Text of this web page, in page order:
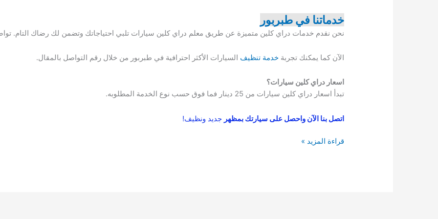
خدماتنا في طبربور
نحن نقدم خدمات دراي كلين متميزة عن طريق معلم دراي كلين سيارات تلبي احتياجاتك وتضمن لك رضاك التام.
الآن كما يمكنك تجربةخدمة تنظيف السيارات الأكثر احترافية في طبربور من خلال رقم التواصل بالمقال.
اسعار دراي كلين سيارات؟
تبدأ اسعار دراي كلين سيارات من 25 دينار فما فوق حسب نوع الخدمة المطلوبه.
اتصل بنا الآن واحصل على سيارتك بمظهر جديد ونظيف!
دراي
قراءة المزيد »